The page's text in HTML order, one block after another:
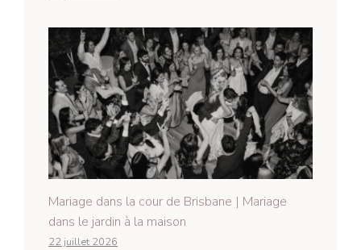
Mariage dans la cour de Brisbane | Mariage
dans le jardin à la maison
22 juillet 2026